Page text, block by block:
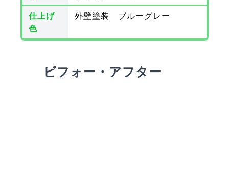
仕上げ
色
外壁塗装 ブルーグレー
ビフォー・アフター